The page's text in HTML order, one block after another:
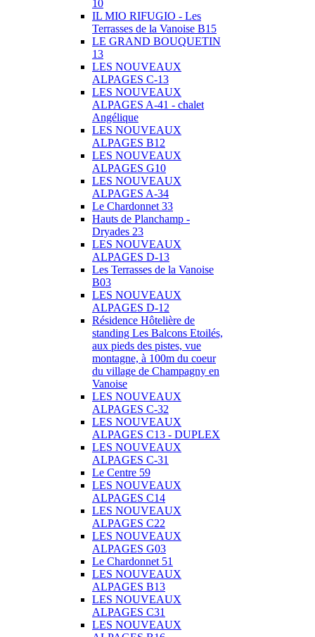
10
IL MIO RIFUGIO - Les
Terrasses de la Vanoise B15
LE GRAND BOUQUETIN
13
LES NOUVEAUX
ALPAGES C-13
LES NOUVEAUX
ALPAGES A-41 - chalet
Angélique
LES NOUVEAUX
ALPAGES B12
LES NOUVEAUX
ALPAGES G10
LES NOUVEAUX
ALPAGES A-34
Le Chardonnet 33
Hauts de Planchamp -
Dryades 23
LES NOUVEAUX
ALPAGES D-13
Les Terrasses de la Vanoise
B03
LES NOUVEAUX
ALPAGES D-12
Résidence Hôtelière de
standing Les Balcons Etoilés,
aux pieds des pistes, vue
montagne, à 100m du coeur
du village de Champagny en
Vanoise
LES NOUVEAUX
ALPAGES C-32
LES NOUVEAUX
ALPAGES C13 - DUPLEX
LES NOUVEAUX
ALPAGES C-31
Le Centre 59
LES NOUVEAUX
ALPAGES C14
LES NOUVEAUX
ALPAGES C22
LES NOUVEAUX
ALPAGES G03
Le Chardonnet 51
LES NOUVEAUX
ALPAGES B13
LES NOUVEAUX
ALPAGES C31
LES NOUVEAUX